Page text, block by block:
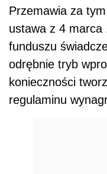
Przemawia za
ustawa z 4 marca
funduszu
odrębnie tryb
konieczności
regulaminu